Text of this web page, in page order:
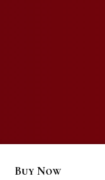
Buy Now